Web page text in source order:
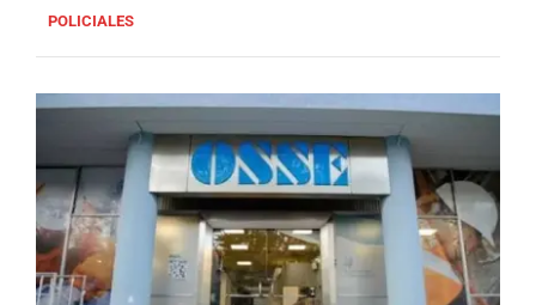
POLICIALES